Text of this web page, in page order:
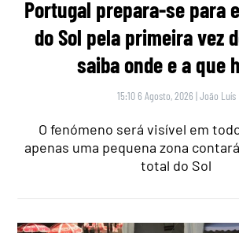
Portugal prepara-se para
do Sol pela primeira vez
saiba onde e a que
15:10 6 Agosto, 2026 |João Luís
O fenómeno será visível em
apenas uma pequena zona
total do Sol